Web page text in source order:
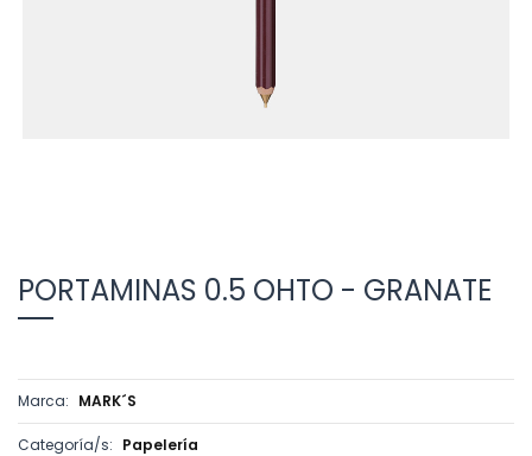
PORTAMINAS 0.5 OHTO - GRANATE
Marca: MARK´S
Categoría/s: Papelería